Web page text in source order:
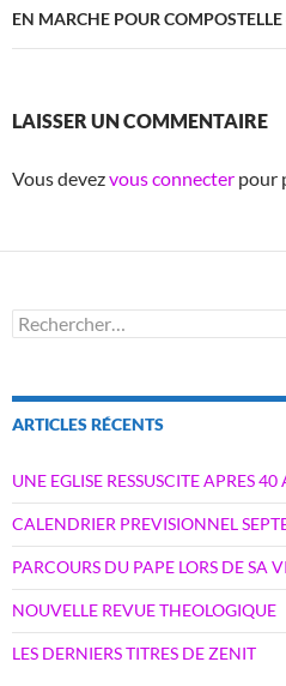
EN MARCHE POUR
LAISSER UN COMMENTAIRE
Vous devezvous connecter pour
Rechercher :
ARTICLES RÉCENTS
UNE EGLISE RESSUSCITE APRES 40
CALENDRIER PREVISIONNEL
PARCOURS DU PAPE LORS DE SA
NOUVELLE REVUE THEOLOGIQUE
LES DERNIERS TITRES DE ZENIT